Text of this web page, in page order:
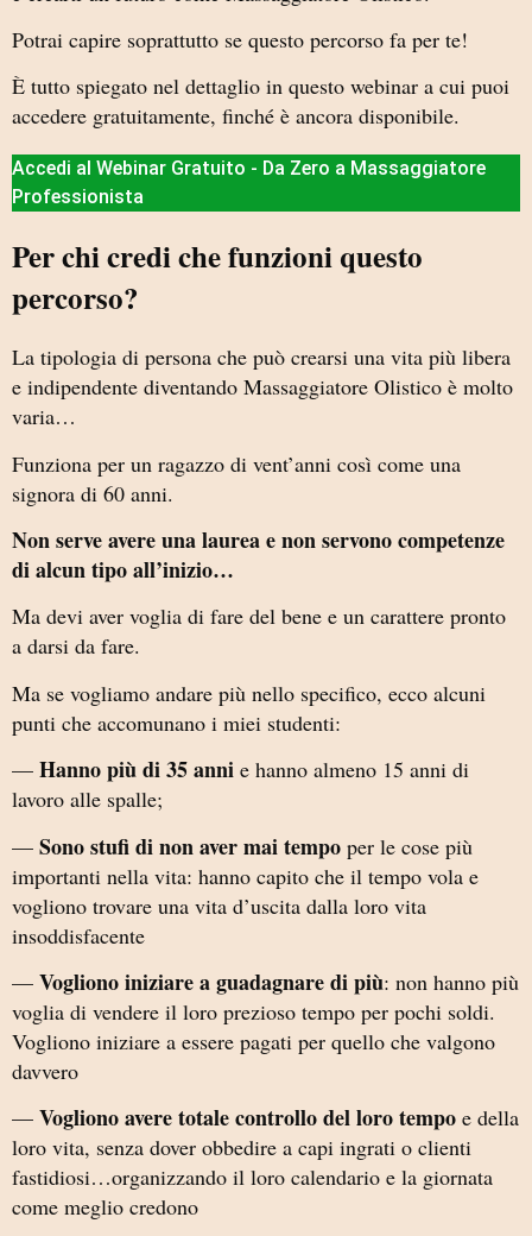
Potrai capire soprattutto se questo percorso fa per te!
È tutto spiegato nel dettaglio in questo webinar a cui puoi
accedere gratuitamente, finché è ancora disponibile.
Accedi al Webinar Gratuito - Da Zero a Massaggiatore
Professionista
Per chi credi che funzioni questo
percorso?
La tipologia di persona che può crearsi una vita più libera
e indipendente diventando Massaggiatore Olistico è molto
varia…
Funziona per un ragazzo di vent’anni così come una
signora di 60 anni.
Non serve avere una laurea e non servono competenze
di alcun tipo all’inizio…
Ma devi aver voglia di fare del bene e un carattere pronto
a darsi da fare.
Ma se vogliamo andare più nello specifico, ecco alcuni
punti che accomunano i miei studenti:
— Hanno più di 35 anni e hanno almeno 15 anni di
lavoro alle spalle;
— Sono stufi di non aver mai tempo per le cose più
importanti nella vita: hanno capito che il tempo vola e
vogliono trovare una vita d’uscita dalla loro vita
insoddisfacente
— Vogliono iniziare a guadagnare di più: non hanno più
voglia di vendere il loro prezioso tempo per pochi soldi.
Vogliono iniziare a essere pagati per quello che valgono
davvero
— Vogliono avere totale controllo del loro tempo e della
loro vita, senza dover obbedire a capi ingrati o clienti
fastidiosi…organizzando il loro calendario e la giornata
come meglio credono